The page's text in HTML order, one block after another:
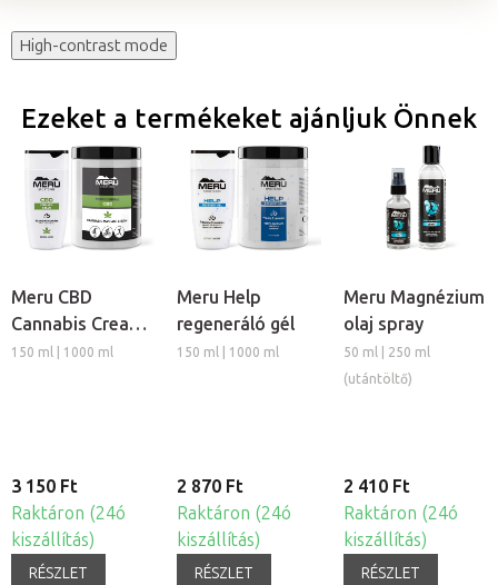
High-contrast mode
Ezeket a termékeket ajánljuk Önnek
Meru CBD
Cannabis Cream
regeneráló
150 ml | 1000 ml
3 150 Ft
Raktáron (24ó
kiszállítás)
RÉSZLET
Meru Help
regeneráló gél
150 ml | 1000 ml
2 870 Ft
Raktáron (24ó
kiszállítás)
RÉSZLET
Meru Magnézium
olaj spray
50 ml | 250 ml
(utántöltő)
2 410 Ft
Raktáron (24ó
kiszállítás)
RÉSZLET